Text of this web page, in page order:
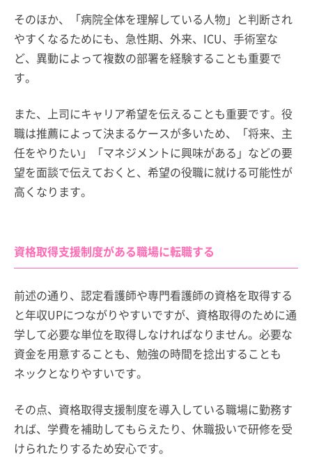
そのほか、「病院全体を理解している人物」と判断され
やすくなるためにも、急性期、外来、ICU、手術室な
ど、異動によって複数の部署を経験することも重要で
す。
また、上司にキャリア希望を伝えることも重要です。役
職は推薦によって決まるケースが多いため、「将来、主
任をやりたい」「マネジメントに興味がある」などの要
望を面談で伝えておくと、希望の役職に就ける可能性が
高くなります。
資格取得支援制度がある職場に転職する
前述の通り、認定看護師や専門看護師の資格を取得する
と年収UPにつながりやすいですが、資格取得のために通
学して必要な単位を取得しなければなりません。必要な
資金を用意することも、勉強の時間を捻出することも
ネックとなりやすいです。
その点、資格取得支援制度を導入している職場に勤務す
れば、学費を補助してもらえたり、休職扱いで研修を受
けられたりするため安心です。